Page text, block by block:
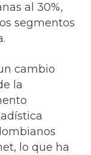
al 30%,
segmentos
cambio
la
lo que ha